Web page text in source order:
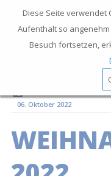
Diese Seite verwendet
Aufenthalt so
Besuch fortsetzen,
06. Oktober 2022